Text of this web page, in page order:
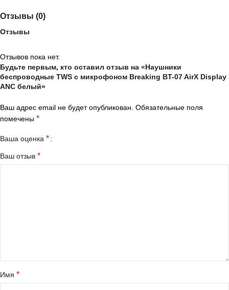
Отзывы (0)
Отзывы
Отзывов пока нет.
Будьте первым, кто оставил отзыв на «Наушники
беспроводные TWS с микрофоном Breaking BT-07 AirX Display
ANC белый»
Ваш адрес email не будет опубликован. Обязательные поля
помечены *
Ваша оценка *
Ваш отзыв *
Имя *